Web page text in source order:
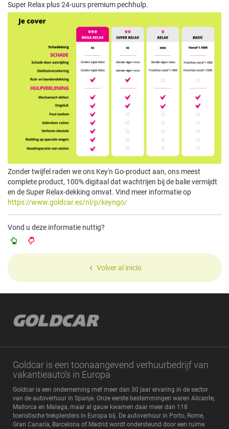
Super Relax plus 24-uurs premium pechhulp.
Zonder twijfel raden we ons Key'n Go-product aan, ons meest
complete product, 100% digitaal dat wachtrijen bij de balie vermijdt
en de Super Relax-dekking omvat. Vind meer informatie op
https://www.goldcar.es/nl/p/keyngo/
Vond u deze informatie nuttig?
Volver al inicio
Goldcar is een toonaangevend verhuurbedrijf van
vakantieauto’s in Europa
Goldcar is een onderneming met meer dan 30 jaar ervaring in de sector
van de autoverhuur in Spanje. Onze eerste bestemmingen waren Alicante,
Mallorca en Malaga, maar al gauw kwamen daar meer dan 118
toeristische trekpleisters in Europa bij. De autoverhuur in Porto, Rome,
Gran Canaria, Barcelona of Madrid wordt ondersteund door een ruime